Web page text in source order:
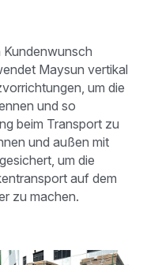
Kundenwunsch
Maysun vertikal
um die
und so
beim Transport zu
und außen mit
um die
auf dem
zu machen.